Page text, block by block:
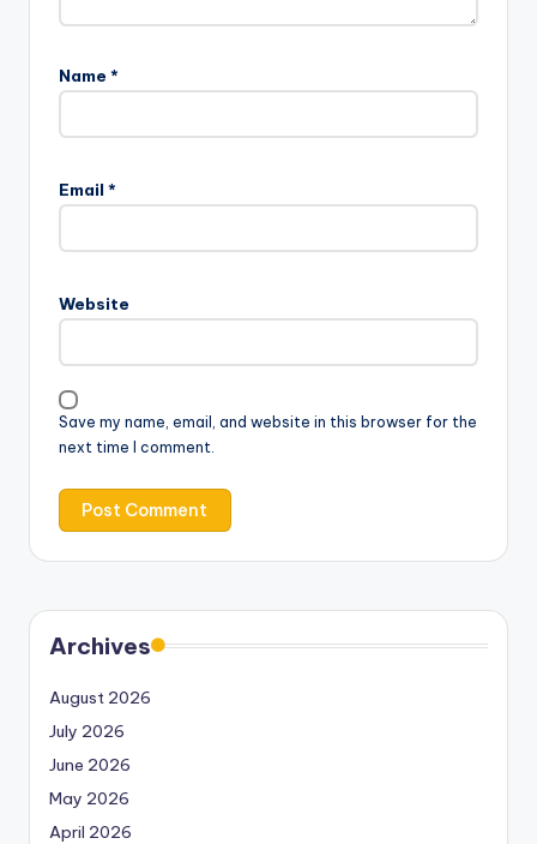
Name *
Email *
Website
Save my name, email, and website in this browser for the
next time I comment.
Archives
August 2026
July 2026
June 2026
May 2026
April 2026